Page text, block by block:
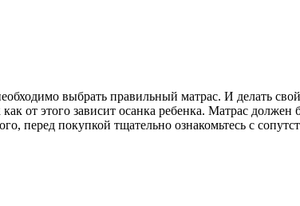
выбрать правильный матрас. И делать
от этого зависит осанка ребенка. Матрас
перед покупкой тщательно ознакомьтесь с